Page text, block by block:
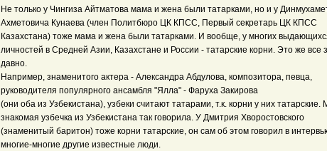
Не только у Чингиза Айтматова мама и жена были татарками, но и у
Ахметовича Кунаева (член Политбюро ЦК КПСС, Первый секретарь ЦК КПСС
Казахстана) тоже мама и жена были татарками. И вообще, у многих
личностей в Средней Азии, Казахстане и России - татарские корни. Это же все
давно.
Например, знаменитого актера - Александра Абдулова, композитора, певца,
руководителя популярного ансамбля "Ялла" - Фаруха Закирова
(они оба из Узбекистана), узбеки считают татарами, т.к. корни у них татарские.
знакомая узбечка из Узбекистана так говорила. У Дмитрия Хворостовского
(знаменитый баритон) тоже корни татарские, он сам об этом говорил в
многие-многие другие известные люди.